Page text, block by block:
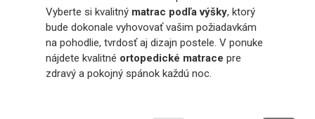
Vyberte si kvalitný matrac podľa výšky, ktorý
bude dokonale vyhovovať vašim požiadavkám
na pohodlie, tvrdosť aj dizajn postele. V ponuke
nájdete kvalitné ortopedické matrace pre
zdravý a pokojný spánok každú noc.